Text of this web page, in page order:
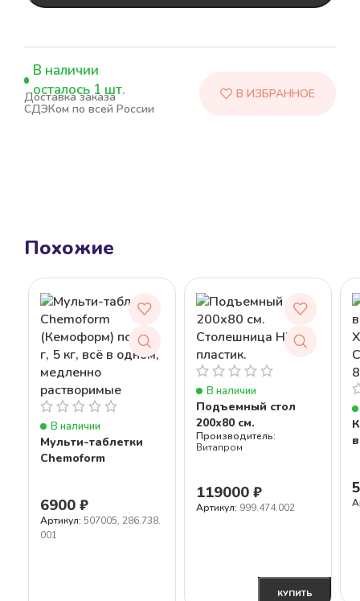
В наличии
осталось 1 шт.
Доставка заказа
СДЭКом по всей России
Похожие
Мульти-таблетки
Chemoform
медленно
растворимые
В наличии
6900 ₽
Артикул: 507005, 286.738.
001
Подъемный стол
200х80 см.
Столешница HPL
пластик.
Витапром
В наличии
119000 ₽
БЫСТРАЯ
КУПИТЬ
Артикул: 999.474.002